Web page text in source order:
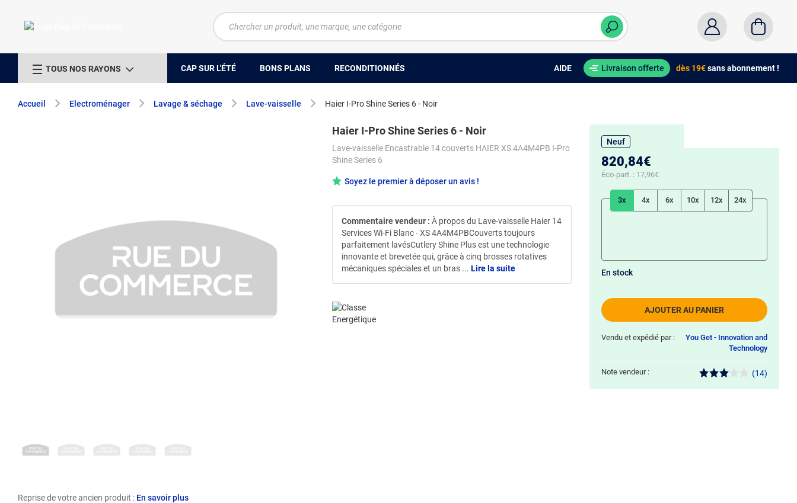
TOUS NOS RAYONS CAP SUR L'ÉTÉ BONS PLANS RECONDITIONNÉS AIDE Livraison offerte dès 19€sans abonnement !
Accueil Electroménager Lavage & séchage Lave-vaisselle Haier I-Pro Shine Series 6 - Noir
Reprise de votre ancien produit : En savoir plus
Haier I-Pro Shine Series 6 - Noir
Lave-vaisselle Encastrable 14 couverts HAIER XS 4A4M4PB I-Pro
Shine Series 6
Soyez le premier à déposer un avis !
Commentaire vendeur : À propos du Lave-vaisselle Haier 14
Services Wi-Fi Blanc - XS 4A4M4PBCouverts toujours
parfaitement lavésCutlery Shine Plus est une technologie
innovante et brevetée qui, grâce à cinq brosses rotatives
mécaniques spéciales et un bras ... Lire la suite
Neuf
820,84€
Éco-part. : 17,96€
3x 4x 6x 10x 12x 24x
AJOUTER AU PANIER
En stock
Vendu et expédié par :
You Get - Innovation and
Technology
Note vendeur : (14)